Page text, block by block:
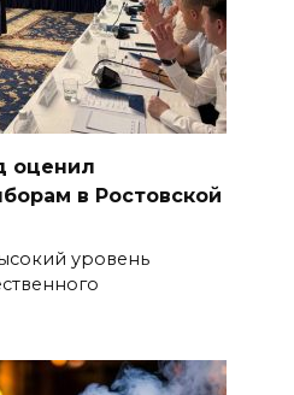
оценил
в Ростовской
уровень